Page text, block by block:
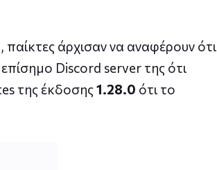
, παίκτες άρχισαν να αναφέρουν ότι
Discord server της ότι
της έκδοσης1.28.0 ότι το